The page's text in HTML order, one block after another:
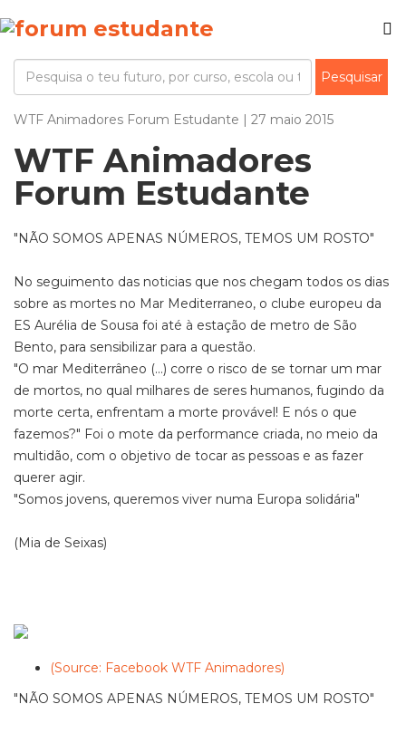
WTF Animadores Forum Estudante | 27 maio 2015
WTF Animadores
Forum Estudante
"NÃO SOMOS APENAS NÚMEROS, TEMOS UM ROSTO"
No seguimento das noticias que nos chegam todos os dias
sobre as mortes no Mar Mediterraneo, o clube europeu da
ES Aurélia de Sousa foi até à estação de metro de São
Bento, para sensibilizar para a questão.
"O mar Mediterrâneo (...) corre o risco de se tornar um mar
de mortos, no qual milhares de seres humanos, fugindo da
morte certa, enfrentam a morte provável! E nós o que
fazemos?" Foi o mote da performance criada, no meio da
multidão, com o objetivo de tocar as pessoas e as fazer
querer agir.
"Somos jovens, queremos viver numa Europa solidária"
(Mia de Seixas)
(Source: Facebook WTF Animadores)
"NÃO SOMOS APENAS NÚMEROS, TEMOS UM ROSTO"